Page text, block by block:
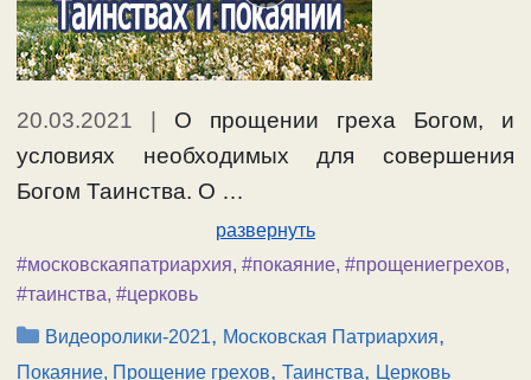
20.03.2021
О прощении греха Богом, и
условиях необходимых для совершения
Богом Таинства. О …
развернуть
#московскаяпатриархия, #покаяние, #прощениегрехов,
#таинства, #церковь
Рубрики
Видеоролики-2021, Московская Патриархия,
Покаяние, Прощение грехов, Таинства, Церковь